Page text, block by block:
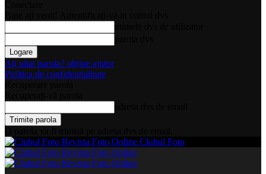
Ați uitat parola? obține ajutor
Politica de confidentialitate
Clubul Foto